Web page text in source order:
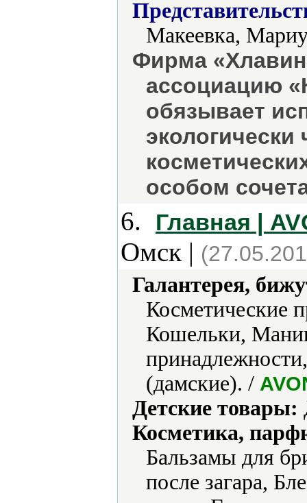
Макеевка,
Фирма
ассоциацию
обязывает
особом
6. Главная |
Омск |
Галантерея,
Косметические
Кошельки,
(дамские). /
Детские товары:
Косметика,
Бальзамы для
после загара,